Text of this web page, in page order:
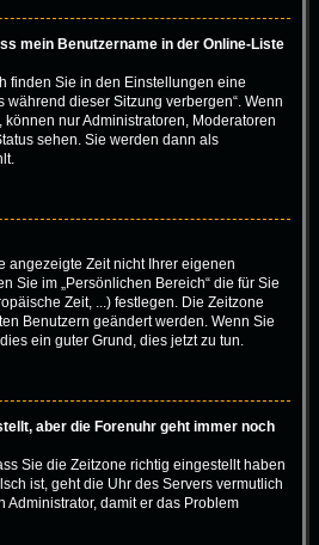
mein Benutzername in der Online-Liste
finden Sie in den Einstellungen eine
während dieser Sitzung verbergen“. Wenn
nur Administratoren, Moderatoren
sehen. Sie werden dann als
angezeigte Zeit nicht Ihrer eigenen
Sie im „Persönlichen Bereich“ die für Sie
Zeit, ...) festlegen. Die Zeitzone
Benutzern geändert werden. Wenn Sie
ein guter Grund, dies jetzt zu tun.
aber die Forenuhr geht immer noch
Sie die Zeitzone richtig eingestellt haben
ist, geht die Uhr des Servers vermutlich
Administrator, damit er das Problem